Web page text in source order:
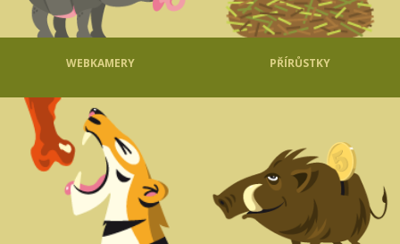
WEBKAMERY PŘÍRŮSTKY